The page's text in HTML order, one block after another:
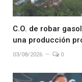
C.O. de robar
una producción
03/08/2026 0